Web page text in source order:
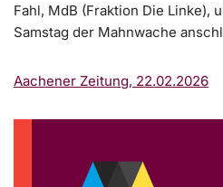
Fahl, MdB (Fraktion Die Linke),
Samstag der Mahnwache
Aachener Zeitung, 22.02.2026